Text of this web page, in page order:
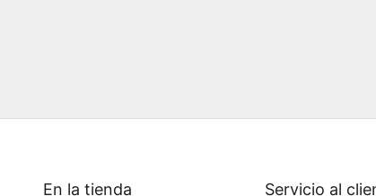
En la tienda Servicio al